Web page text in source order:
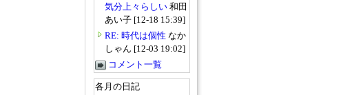
気分上々らしい 和田
あい子 [12-18 15:39]
RE: 時代は個性 なか
しゃん [12-03 19:02]
コメント一覧
各月の日記